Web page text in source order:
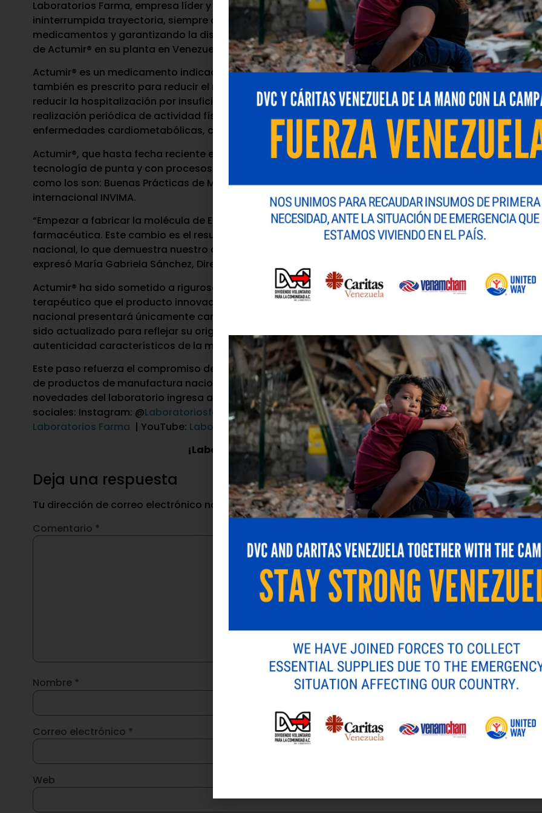
Laboratorios Farma, empresa líder y referente de la industria farmacéutica de Venezuela con 84 años
ininterrumpida trayectoria, siempre comprometido con el fortalecimiento de la producción nacional
medicamentos y garantizando la disponibilidad inmediata de terapias de alta calidad, ha iniciado la
de Actumir® en su planta en Venezuela.
Actumir® es un medicamento indicado para el control glucémico en adultos con diabetes mellitus tipo
también es prescrito para reducir el riesgo de muerte cardiovascular en adultos con diabetes mellitus
reducir la hospitalización por insuficiencia cardíaca. Junto con esquemas de alimentación saludable,
realización periódica de actividad física, este fármaco complementa una efectiva terapia para el
enfermedades cardiometabólicas, cómo las descritas.
Actumir®, que hasta fecha reciente era importado, ahora se convierte en un medicamento local
tecnología de punta y con procesos de manufactura que cumplen con los más estrictos estándares
como los son: Buenas Prácticas de Manufactura (BPM), Buenas Prácticas de Laboratorio (BPL) y
internacional INVIMA.
“Empezar a fabricar la molécula de Empagliflozina es un logro importante en la evolución de nuestra
farmacéutica. Este cambio es el resultado de una inversión significativa en investigación, desarrollo y
nacional, lo que demuestra nuestro compromiso con el desarrollo económico y la salud pública del
expresó María Gabriela Sánchez, Director comercial de Laboratorios Farma.
Actumir® ha sido sometido a rigurosos estudios de control de calidad y se garantiza la misma eficacia
terapéutico que el producto innovador, gracias a la demostración de bioequivalencia in vitro. La
nacional presentará únicamente cambios en forma, tamaño e identidad visual del empaque debido a
sido actualizado para reflejar su origen nacional, sin embargo, mantiene los mismos elementos de
autenticidad característicos de la marca.
Este paso refuerza el compromiso de Grupo Farma por brindar salud y bienestar a todos los
de productos de manufactura nacional con calidad de exportación. Si quieres conocer más
novedades del laboratorio ingresa a su página webwww.laboratoriosfarma.como síguelos por sus
sociales: Instagram: @Laboratoriosfarma| Facebook:Laboratorios Farma| Twitter:@LabFarma_ve|
Laboratorios Farma | YouTube: Laboratorios Farma.
¡Laboratorios Farma, cuidándote muy de cerca!
Deja una respuesta
Tu dirección de correo electrónico no será publicada.Los campos obligatorios están marcados con*
Comentario *
Nombre *
Correo electrónico *
Web